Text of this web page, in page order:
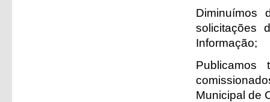
solicitações
Informação;
Publicamos
Municipal de